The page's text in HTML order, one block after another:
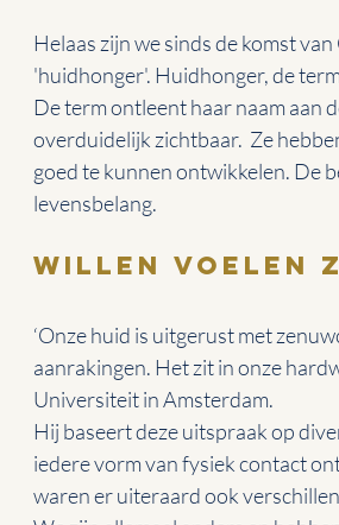
Helaas zijn we sinds de komst
'huidhonger'. Huidhonger, de
De term ontleent haar naam aan
overduidelijk zichtbaar.  Ze
goed te kunnen ontwikkelen. De
levensbelang.
Willen voelen
‘Onze huid is uitgerust met
aanrakingen. Het zit in onze
Universiteit in Amsterdam.
Hij baseert deze uitspraak op
iedere vorm van fysiek contact
waren er uiteraard ook